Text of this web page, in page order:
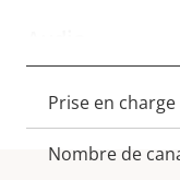
Description
de la
propriété
Prise en
Nombre de